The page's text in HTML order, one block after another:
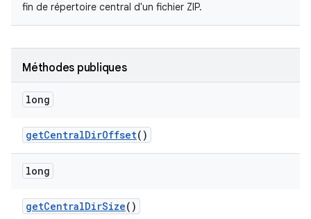
fin de répertoire central d'un fichier ZIP.
Méthodes publiques
long
getCentralDirOffset()
long
getCentralDirSize()